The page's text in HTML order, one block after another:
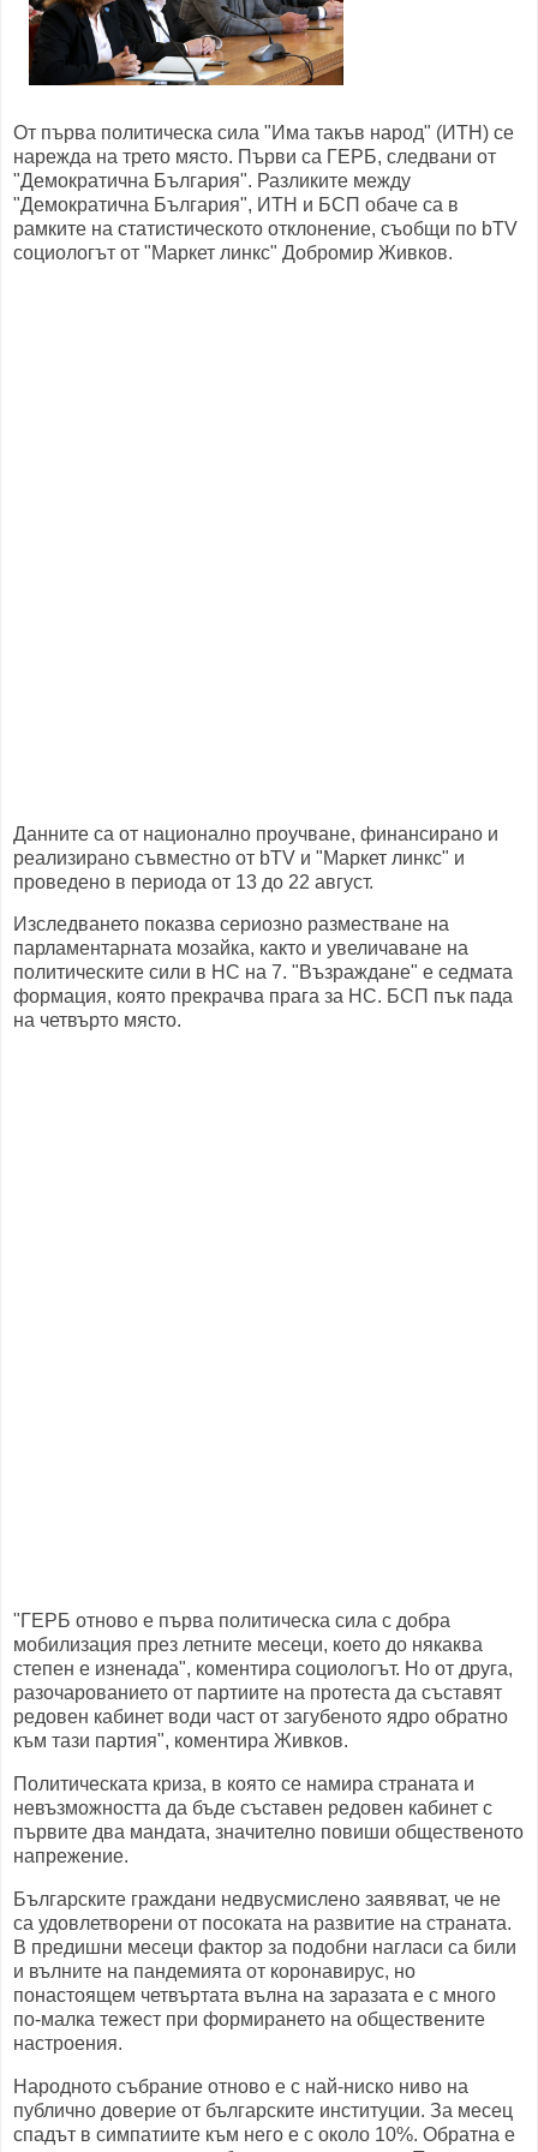
От първа политическа сила "Има такъв народ" (ИТН) се
нарежда на трето място. Първи са ГЕРБ, следвани от
"Демократична България". Разликите между
"Демократична България", ИТН и БСП обаче са в
рамките на статистическото отклонение, съобщи по bTV
социологът от "Маркет линкс" Добромир Живков.
Данните са от национално проучване, финансирано и
реализирано съвместно от bTV и "Маркет линкс" и
проведено в периода от 13 до 22 август.
Изследването показва сериозно разместване на
парламентарната мозайка, както и увеличаване на
политическите сили в НС на 7. "Възраждане" е седмата
формация, която прекрачва прага за НС. БСП пък пада
на четвърто място.
"ГЕРБ отново е първа политическа сила с добра
мобилизация през летните месеци, което до някаква
степен е изненада", коментира социологът. Но от друга,
разочарованието от партиите на протеста да съставят
редовен кабинет води част от загубеното ядро обратно
към тази партия", коментира Живков.
Политическата криза, в която се намира страната и
невъзможността да бъде съставен редовен кабинет с
първите два мандата, значително повиши общественото
напрежение.
Българските граждани недвусмислено заявяват, че не
са удовлетворени от посоката на развитие на страната.
В предишни месеци фактор за подобни нагласи са били
и вълните на пандемията от коронавирус, но
понастоящем четвъртата вълна на заразата е с много
по-малка тежест при формирането на обществените
настроения.
Народното събрание отново е с най-ниско ниво на
публично доверие от българските институции. За месец
спадът в симпатиите към него е с около 10%. Обратна е